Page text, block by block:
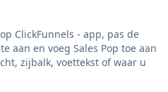
ClickFunnels - app, pas de
aan en voeg Sales Pop toe aan
zijbalk, voettekst of waar u